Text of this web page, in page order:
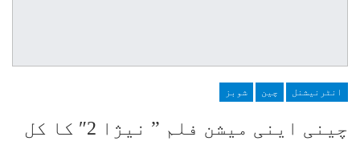
انٹرنیشنل چین شوبز
چینی اینی میشن فلم ” نیژا 2″ کا کل